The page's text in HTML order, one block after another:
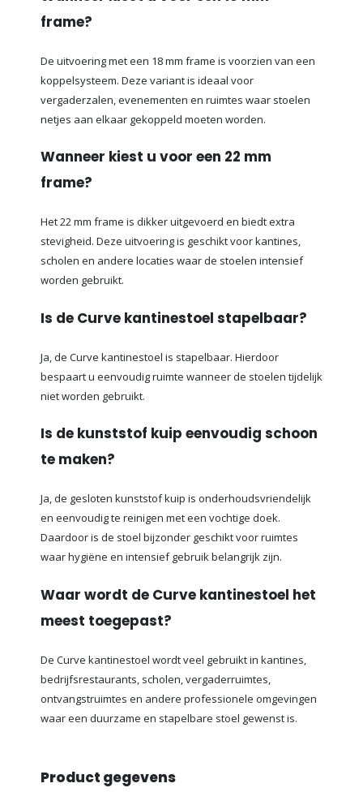
frame?
De uitvoering met een 18 mm frame is voorzien van een
koppelsysteem. Deze variant is ideaal voor
vergaderzalen, evenementen en ruimtes waar stoelen
netjes aan elkaar gekoppeld moeten worden.
Wanneer kiest u voor een 22 mm
frame?
Het 22 mm frame is dikker uitgevoerd en biedt extra
stevigheid. Deze uitvoering is geschikt voor kantines,
scholen en andere locaties waar de stoelen intensief
worden gebruikt.
Is de Curve kantinestoel stapelbaar?
Ja, de Curve kantinestoel is stapelbaar. Hierdoor
bespaart u eenvoudig ruimte wanneer de stoelen tijdelijk
niet worden gebruikt.
Is de kunststof kuip eenvoudig schoon
te maken?
Ja, de gesloten kunststof kuip is onderhoudsvriendelijk
en eenvoudig te reinigen met een vochtige doek.
Daardoor is de stoel bijzonder geschikt voor ruimtes
waar hygiëne en intensief gebruik belangrijk zijn.
Waar wordt de Curve kantinestoel het
meest toegepast?
De Curve kantinestoel wordt veel gebruikt in kantines,
bedrijfsrestaurants, scholen, vergaderruimtes,
ontvangstruimtes en andere professionele omgevingen
waar een duurzame en stapelbare stoel gewenst is.
Product gegevens